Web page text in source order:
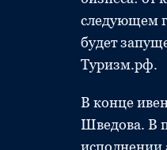
следующем
будет
Туризм.рф.
В конце
Шведова. В
исполнении